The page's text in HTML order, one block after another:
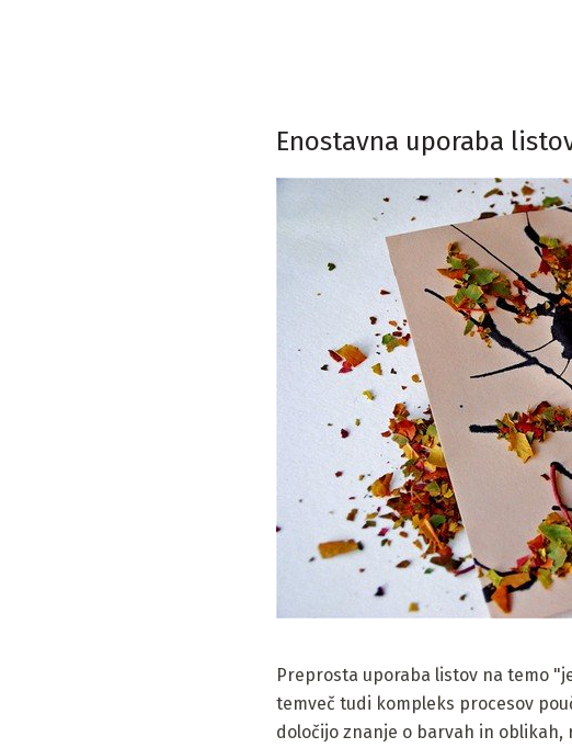
Enostavna uporaba
Preprosta uporaba listov na temo
temveč tudi kompleks procesov
določijo znanje o barvah in